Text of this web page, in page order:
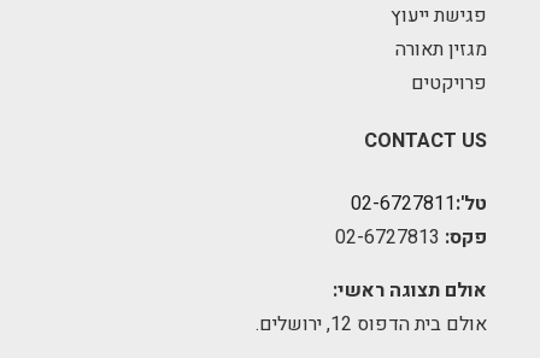
פגישת ייעוץ
מגזין תאורה
פרויקטים
CONTACT US
טל':02-6727811
פקס:
אולם תצוגה ראשי:
אולם בית הדפוס 12, ירושלים.